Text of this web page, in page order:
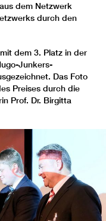
dem Netzwerk
durch den
dem 3. Platz in der
Junkers-
Das Foto
Preises durch die
Prof. Dr. Birgitta